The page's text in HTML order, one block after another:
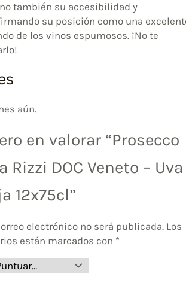
también su accesibilidad y
su posición como una
de los vinos espumosos. ¡No te
aún.
en valorar “Prosecco
Rizzi DOC Veneto – Uva
12x75cl”
electrónico no será publicada. Los
están marcados con *